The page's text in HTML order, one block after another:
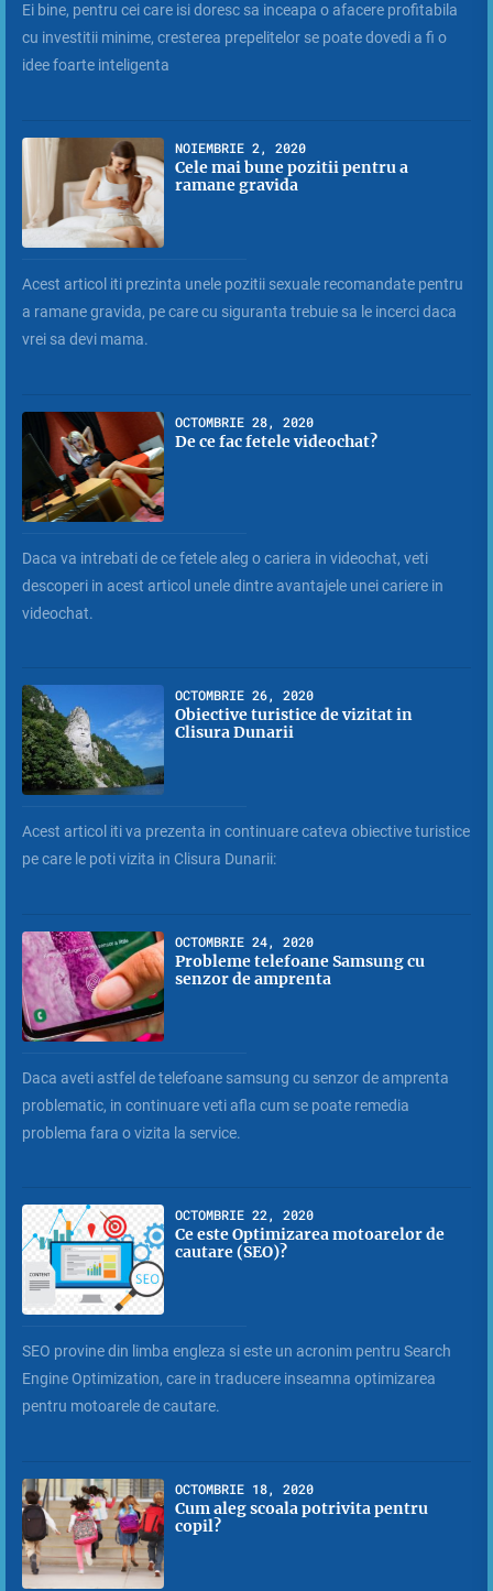
Ei bine, pentru cei care isi doresc sa inceapa o afacere profitabila
cu investitii minime, cresterea prepelitelor se poate dovedi a fi o
idee foarte inteligenta
NOIEMBRIE 2, 2020
Cele mai bune pozitii pentru a
ramane gravida
Acest articol iti prezinta unele pozitii sexuale recomandate pentru
a ramane gravida, pe care cu siguranta trebuie sa le incerci daca
vrei sa devi mama.
OCTOMBRIE 28, 2020
De ce fac fetele videochat?
Daca va intrebati de ce fetele aleg o cariera in videochat, veti
descoperi in acest articol unele dintre avantajele unei cariere in
videochat.
OCTOMBRIE 26, 2020
Obiective turistice de vizitat in
Clisura Dunarii
Acest articol iti va prezenta in continuare cateva obiective turistice
pe care le poti vizita in Clisura Dunarii:
OCTOMBRIE 24, 2020
Probleme telefoane Samsung cu
senzor de amprenta
Daca aveti astfel de telefoane samsung cu senzor de amprenta
problematic, in continuare veti afla cum se poate remedia
problema fara o vizita la service.
OCTOMBRIE 22, 2020
Ce este Optimizarea motoarelor de
cautare (SEO)?
SEO provine din limba engleza si este un acronim pentru Search
Engine Optimization, care in traducere inseamna optimizarea
pentru motoarele de cautare.
OCTOMBRIE 18, 2020
Cum aleg scoala potrivita pentru
copil?